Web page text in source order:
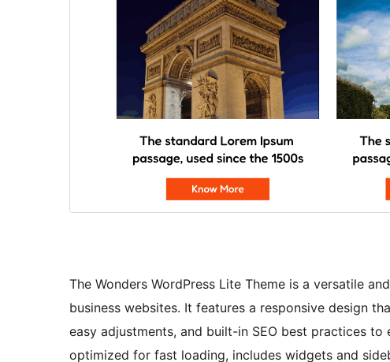
The Wonders WordPress Lite Theme is a versatile
business websites. It features a responsive design
easy adjustments, and built-in SEO best practices to
optimized for fast loading, includes widgets and